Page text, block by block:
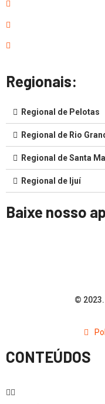
Regionais:
Regional de Pelotas
Regional de Rio
Regional de Santa
Regional de Ijuí
Baixe nosso
©
CONTEÚDOS